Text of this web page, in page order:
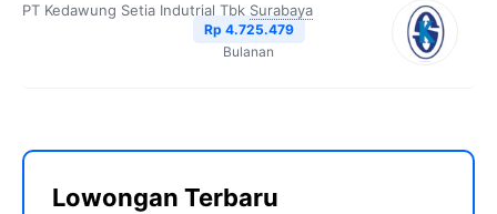
PT Kedawung Setia Indutrial Tbk Surabaya
Rp 4.725.479
Bulanan
Lowongan Terbaru